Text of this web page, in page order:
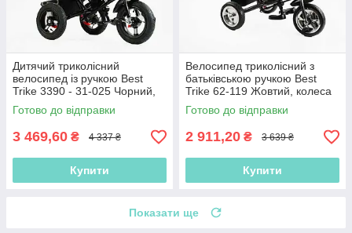
Дитячий триколісний
велосипед із ручкою Best
Trike 3390 - 31-025 Чорний,
надувні колеса, фара з USB,
пульт
Готово до відправки
3 469,60 ₴ 4 337 ₴
Купити
Велосипед триколісний з
батьківською ручкою Best
Trike 62-119 Жовтий, колеса
ПЕНА, фара, USB,
Готово до відправки
2 911,20 ₴ 3 639 ₴
Купити
Показати ще